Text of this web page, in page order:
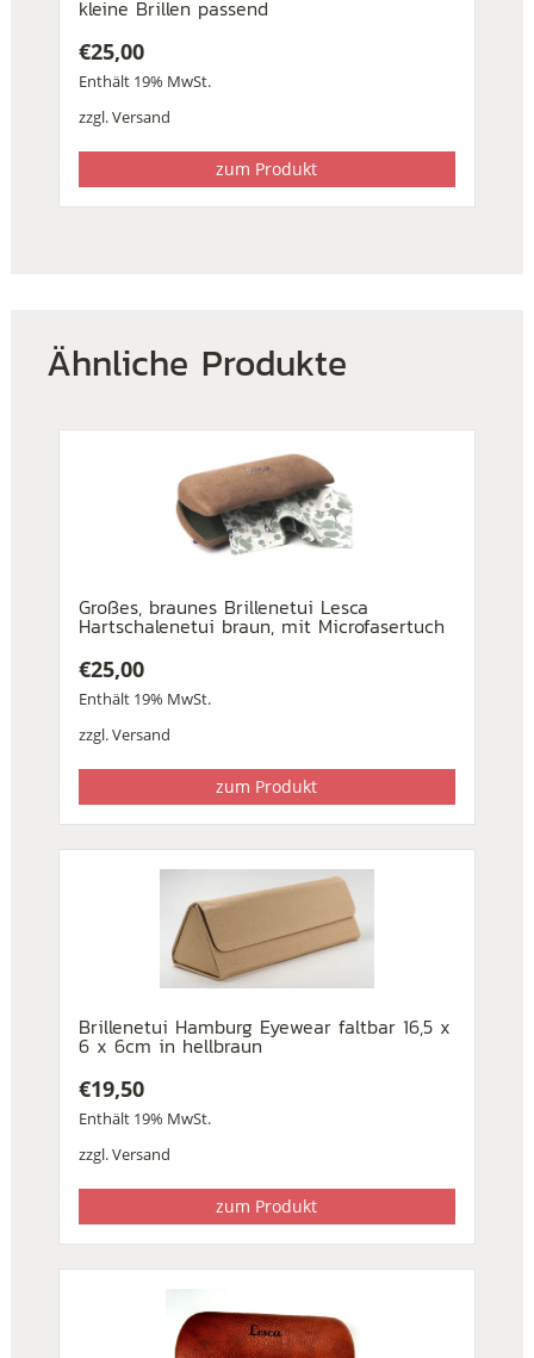
kleine Brillen passend
€25,00
Enthält 19% MwSt.
zzgl.Versand
zum Produkt
Ähnliche Produkte
Großes, braunes Brillenetui Lesca
Hartschalenetui braun, mit Microfasertuch
€25,00
Enthält 19% MwSt.
zzgl.Versand
zum Produkt
Brillenetui Hamburg Eyewear faltbar 16,5 x
6 x 6cm in hellbraun
€19,50
Enthält 19% MwSt.
zzgl.Versand
zum Produkt